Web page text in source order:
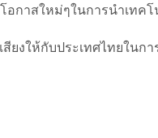
อกาสใหม่ๆในการนำเท
งให้กับประเทศไทยในกา